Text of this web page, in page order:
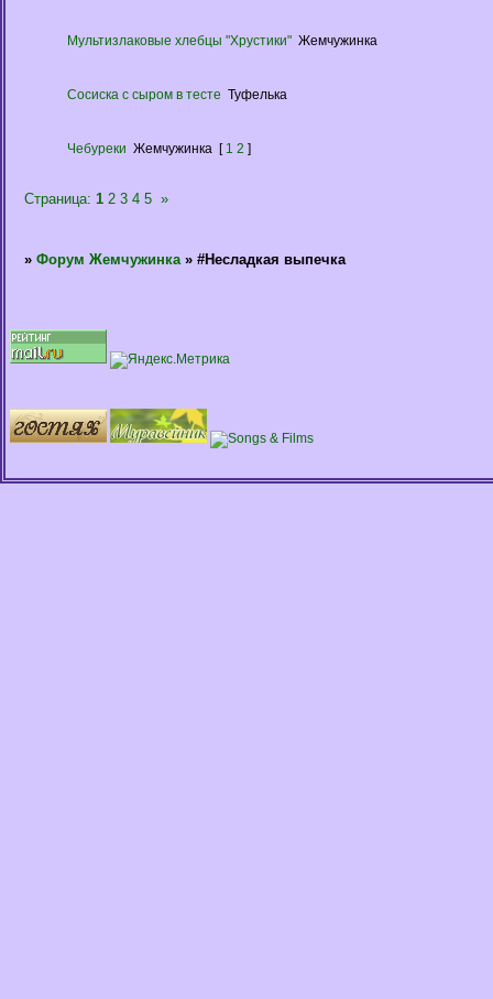
Мультизлаковые хлебцы "Хрустики" Жемчужинка
Сосиска с сыром в тесте Туфелька
Чебуреки Жемчужинка [ 1 2 ]
Страница: 1 2 3 4 5 »
» Форум Жемчужинка » #Несладкая выпечка